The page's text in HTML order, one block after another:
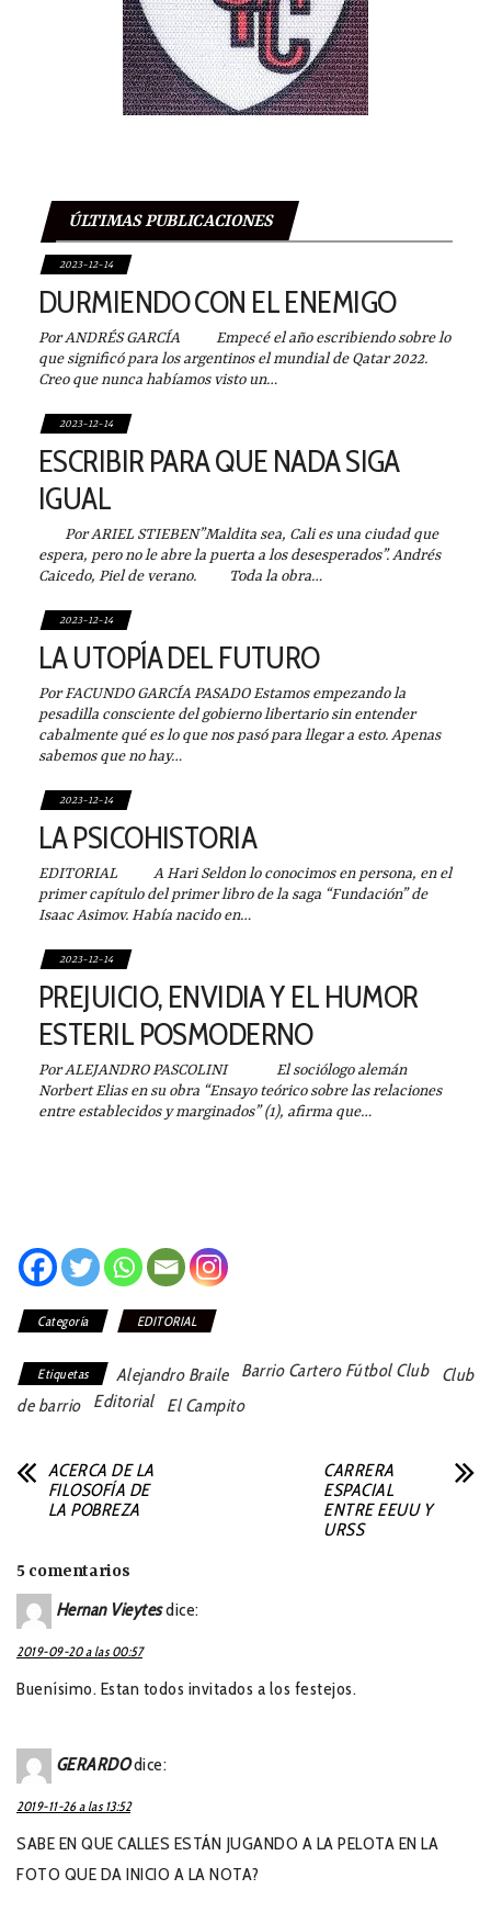
ÚLTIMAS PUBLICACIONES
2023-12-14
DURMIENDO CON EL ENEMIGO
Por ANDRÉS GARCÍA Empecé el año escribiendo sobre lo
que significó para los argentinos el mundial de Qatar 2022.
Creo que nunca habíamos visto un…
2023-12-14
ESCRIBIR PARA QUE NADA SIGA
IGUAL
Por ARIEL STIEBEN”Maldita sea, Cali es una ciudad que
espera, pero no le abre la puerta a los desesperados”. Andrés
Caicedo, Piel de verano. Toda la obra…
2023-12-14
LA UTOPÍA DEL FUTURO
Por FACUNDO GARCÍA PASADO Estamos empezando la
pesadilla consciente del gobierno libertario sin entender
cabalmente qué es lo que nos pasó para llegar a esto. Apenas
sabemos que no hay…
2023-12-14
LA PSICOHISTORIA
EDITORIAL A Hari Seldon lo conocimos en persona, en el
primer capítulo del primer libro de la saga “Fundación” de
Isaac Asimov. Había nacido en…
2023-12-14
PREJUICIO, ENVIDIA Y EL HUMOR
ESTERIL POSMODERNO
Por ALEJANDRO PASCOLINI El sociólogo alemán
Norbert Elias en su obra “Ensayo teórico sobre las relaciones
entre establecidos y marginados” (1), afirma que…
Categoría EDITORIAL
Etiquetas Alejandro Braile Barrio Cartero Fútbol Club
Club
de barrio
Editorial El Campito
ACERCA DE LA
FILOSOFÍA DE
LA POBREZA
CARRERA
ESPACIAL
ENTRE EEUU Y
URSS
5 comentarios
Hernan Vieytesdice:
2019-09-20 a las 00:57
Buenísimo. Estan todos invitados a los festejos.
GERARDO dice:
2019-11-26 a las 13:52
SABE EN QUE CALLES ESTÁN JUGANDO A LA PELOTA EN LA
FOTO QUE DA INICIO A LA NOTA?